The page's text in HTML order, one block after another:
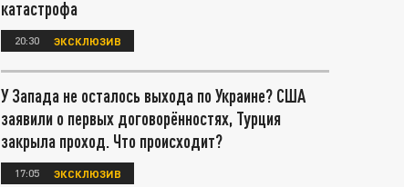
катастрофа
20:30 ЭКСКЛЮЗИВ
У Запада не осталось выхода по Украине? США
заявили о первых договорённостях, Турция
закрыла проход. Что происходит?
17:05 ЭКСКЛЮЗИВ